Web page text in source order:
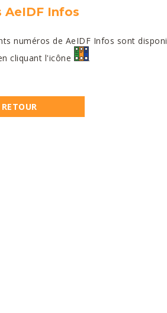
AeIDF Infos
numéros de AeIDF Infos sont
cliquant l'icône
.
RETOUR